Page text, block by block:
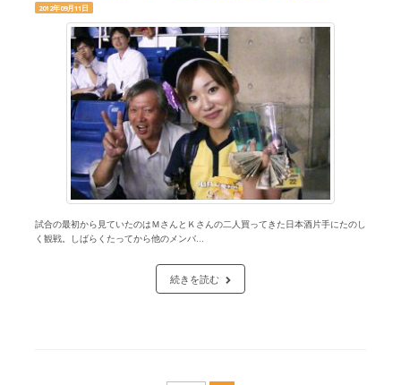
2012年09月11日
試合の最初から見ていたのはＭさんとＫさんの二人買ってきた日本酒片手にたのし
く観戦。しばらくたってから他のメンバ...
続きを読む